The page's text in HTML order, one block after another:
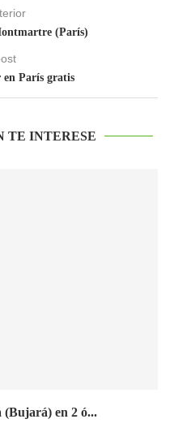
(París)
en París gratis
TE INTERESE
en 2 ó...